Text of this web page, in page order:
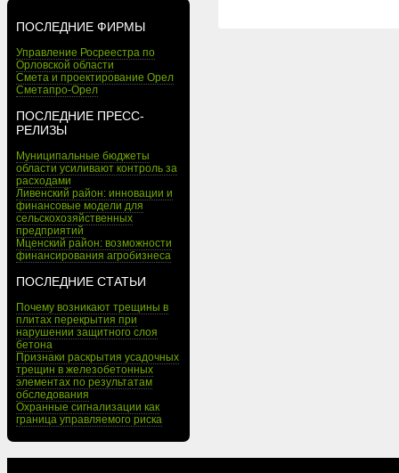
ПОСЛЕДНИЕ ФИРМЫ
Управление Росреестра по
Орловской области
Смета и проектирование Орел
Сметапро-Орел
ПОСЛЕДНИЕ ПРЕСС-
РЕЛИЗЫ
Муниципальные бюджеты
области усиливают контроль за
расходами
Ливенский район: инновации и
финансовые модели для
сельскохозяйственных
предприятий
Мценский район: возможности
финансирования агробизнеса
ПОСЛЕДНИЕ СТАТЬИ
Почему возникают трещины в
плитах перекрытия при
нарушении защитного слоя
бетона
Признаки раскрытия усадочных
трещин в железобетонных
элементах по результатам
обследования
Охранные сигнализации как
граница управляемого риска